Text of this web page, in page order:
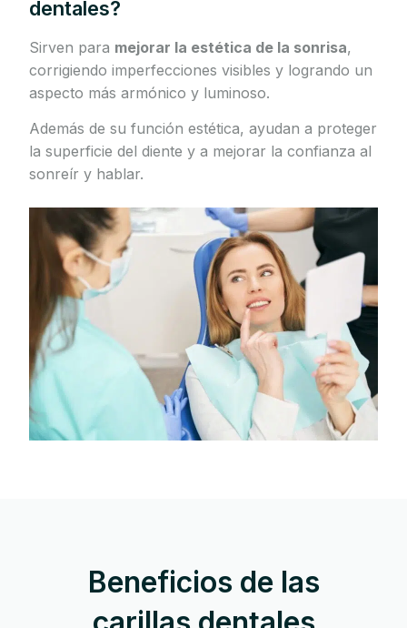
dentales?
Sirven para mejorar la estética de la sonrisa,
corrigiendo imperfecciones visibles y logrando un
aspecto más armónico y luminoso.
Además de su función estética, ayudan a proteger
la superficie del diente y a mejorar la confianza al
sonreír y hablar.
Beneficios de las